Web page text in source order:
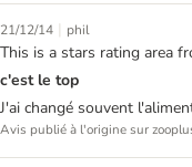
21/12/14 | phil
This is a stars rating area
c'est le top
J'ai changé souvent
Avis publié à l'origine sur